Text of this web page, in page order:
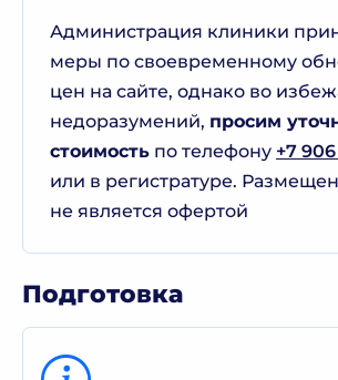
Администрация клиники
меры по своевременному
цен на сайте, однако во
недоразумений, просим
стоимость по телефону +7
или в регистратуре.
не является офертой
Подготовка